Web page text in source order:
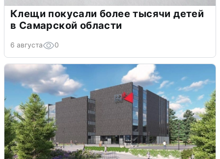
Клещи покусали более тысячи детей
в Самарской области
6 августа 0